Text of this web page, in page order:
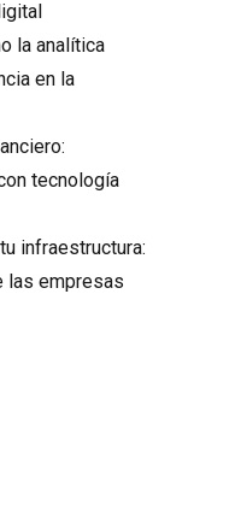
la analítica
en la
tecnología
infraestructura:
las empresas